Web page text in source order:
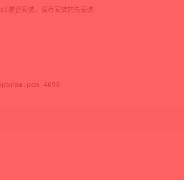
否安装，没有安装的先安装
4096